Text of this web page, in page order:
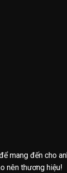
mang đến cho
nên thương hiệu!